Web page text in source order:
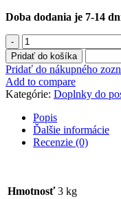
Doba dodania je 7-14
množstvo
Mantinel
do
postieľky
"Eucalyptus
"
Pridať do košíka
Pridať do nákupného
Add to compare
Kategórie: Doplnky do
Popis
Ďalšie informácie
Recenzie (0)
Hmotnosť 3 kg